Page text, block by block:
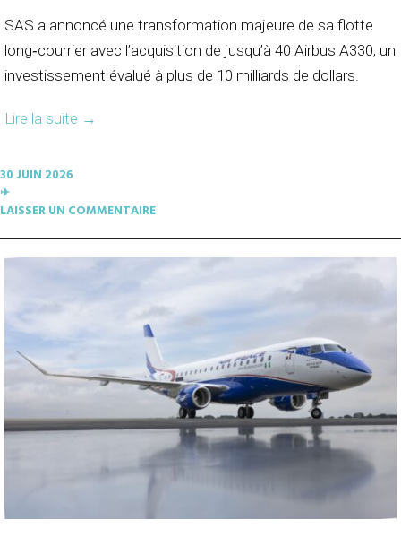
SAS a annoncé une transformation majeure de sa flotte
long‑courrier avec l’acquisition de jusqu’à 40 Airbus A330, un
investissement évalué à plus de 10 milliards de dollars.
Lire la suite →
30 JUIN 2026
✈︎
LAISSER UN COMMENTAIRE